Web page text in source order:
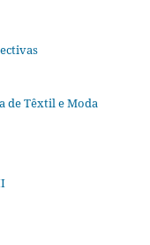
de Têxtil e Moda